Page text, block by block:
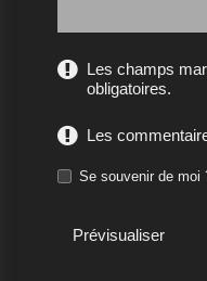
Les champs
obligatoires.
Les
Se souvenir de moi